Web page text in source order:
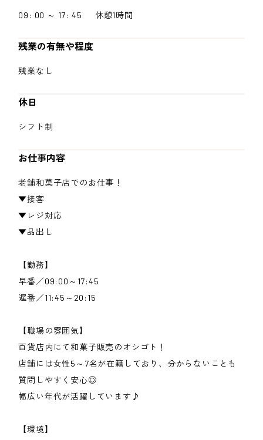
09: 00 ～ 17: 45 休憩1時間
残業の有無や程度
残業なし
休日
シフト制
お仕事内容
老舗和菓子店でのお仕事！
▼接客
▼レジ対応
▼品出し
【勤務】
早番／09:00～17:45
遅番／11:45～20:15
【職場の雰囲気】
百貨店内にて和菓子販売のオシゴト！
店舗には女性5～7名が在籍しており、分からないことも
質問しやすく安心◎
幅広い年代が活躍しています♪
【環境】